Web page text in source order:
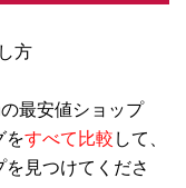
方
最安値ショップ
をすべて比較 して、
見つけてくださ